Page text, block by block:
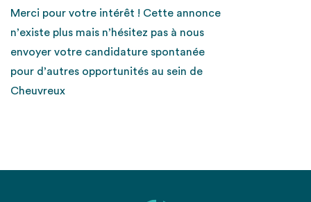
Merci pour votre intérêt ! Cette annonce
n’existe plus mais n’hésitez pas à nous
envoyer votre candidature spontanée
pour d’autres opportunités au sein de
Cheuvreux